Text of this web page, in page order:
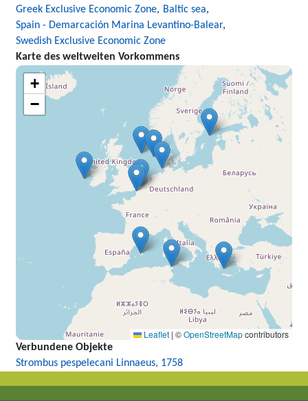
Greek Exclusive Economic Zone
Baltic sea
Spain - Demarcación Marina Levantino-Balear
Swedish Exclusive Economic Zone
Karte des weltweiten Vorkommens
+
−
Leaflet | ©OpenStreetMapcontributors
Verbundene Objekte
Strombus pespelecani Linnaeus, 1758